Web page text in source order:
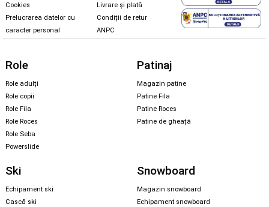
Cookies
Prelucrarea datelor cu
caracter personal
Livrare și plată
Condiții de retur
ANPC
Role
Role adulți
Role copii
Role Fila
Role Roces
Role Seba
Powerslide
Patinaj
Magazin patine
Patine Fila
Patine Roces
Patine de gheață
Ski
Echipament ski
Cască ski
Snowboard
Magazin snowboard
Echipament snowboard